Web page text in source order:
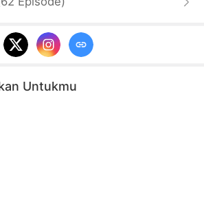
izin cerai. Ia menyingkap tipu
menangani wabah, Nadia
sejati bersama putra mahkota.
Untukmu